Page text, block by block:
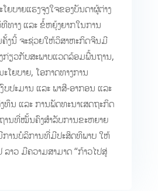
ຍບາຍແຮງຈູງໃຈຂອງບັນດາຜູ້ຕ່າງ
າງ ແລະ ຂໍ້ຫຍຸ້ງຍາກໃນການ
ງ​ນີ້​ ຈະ​ຊ່ວຍ​ໃຫ້​ວິ​ສາ​ຫະກິດ​ຈີນ​ມີ​
ງກ່ຽວ​ກັບ​ສະພາບ​ແວດ​ລ້ອມ​ພື້ນຖານ,
ຍບາຍ, ໂອກາດທາງ​ການ​
ປະມານ​ ແລະ ​ພາສີ-ອາກອນ ​ແລະ
ທຶນ ​ແລະ ​ການ​ພັດທະນາ​ເສດຖະກິດ
ານ​ທີ່​ໝັ້ນຄົງສຳລັບການຂະຫຍາຍ​
ການບໍລິການທີ່ມີປະສິດທິ​ພາບ ໃຫ້
າວ ມີຄວາມສາມາດ “ກ້າວໄປສູ່